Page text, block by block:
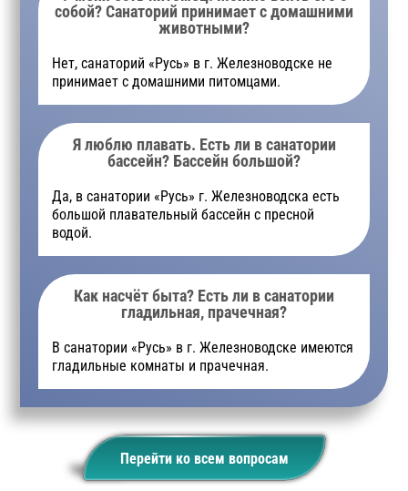
собой? Санаторий принимает с домашними
животными?
Нет, санаторий «Русь» в г. Железноводске не
принимает с домашними питомцами.
Я люблю плавать. Есть ли в санатории
бассейн? Бассейн большой?
Да, в санатории «Русь» г. Железноводска есть
большой плавательный бассейн с пресной
водой.
Как насчёт быта? Есть ли в санатории
гладильная, прачечная?
В санатории «Русь» в г. Железноводске имеются
гладильные комнаты и прачечная.
Перейти ко всем вопросам